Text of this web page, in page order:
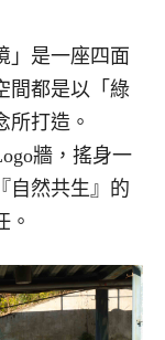
」是一座四面
間都是以「綠
所打造。
牆，搖身一
自然共生』的
。